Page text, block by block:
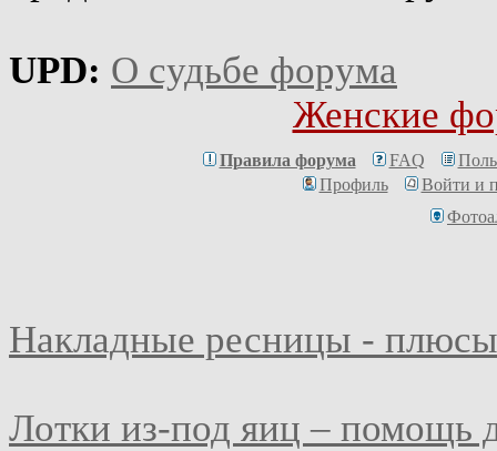
UPD: О судьбе форума
Женские
Правила форума FAQ
Профиль
Войти и
Накладные ресницы -
Лотки из-под яиц – помощь